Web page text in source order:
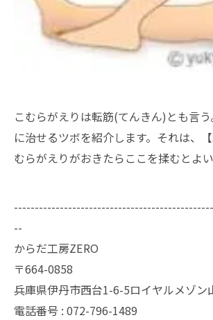
こむらがえりは転筋(てんきん)とも言
に治せるツボを紹介します。それは、
むらがえりがおきたらここを揉むとよい
--
からだ工房ZERO
〒664-0858
兵庫県伊丹市西台1-6-5ロイヤルメゾン
電話番号 : 072-796-1489